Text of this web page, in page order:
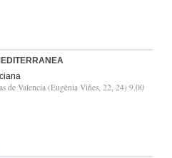
de Valencia (Eugènia Viñes, 22, 24) 9.00